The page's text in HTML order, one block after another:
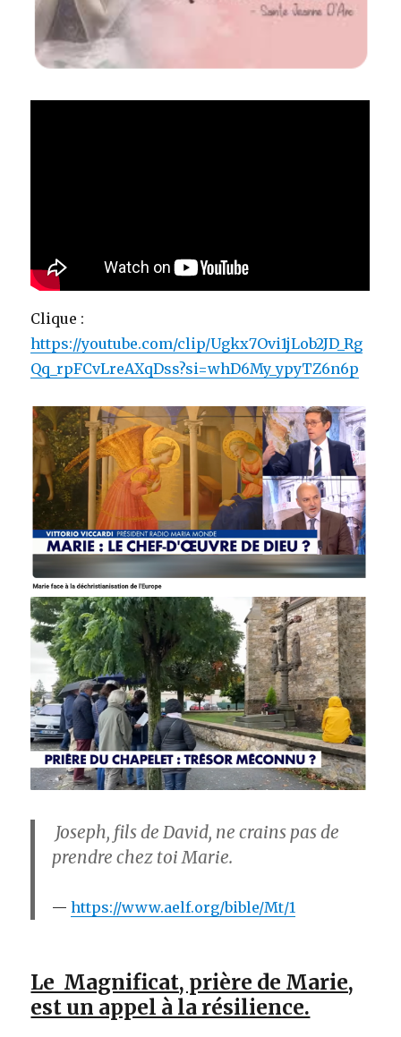
Clique :
https://youtube.com/clip/Ugkx7Ovi1jLob2JD_Rg
Qq_rpFCvLreAXqDss?si=whD6My_ypyTZ6n6p
Joseph, fils de David, ne crains pas de
prendre chez toi Marie.
https://www.aelf.org/bible/Mt/1
Le Magnificat, prière de Marie,
est un appel à la résilience.